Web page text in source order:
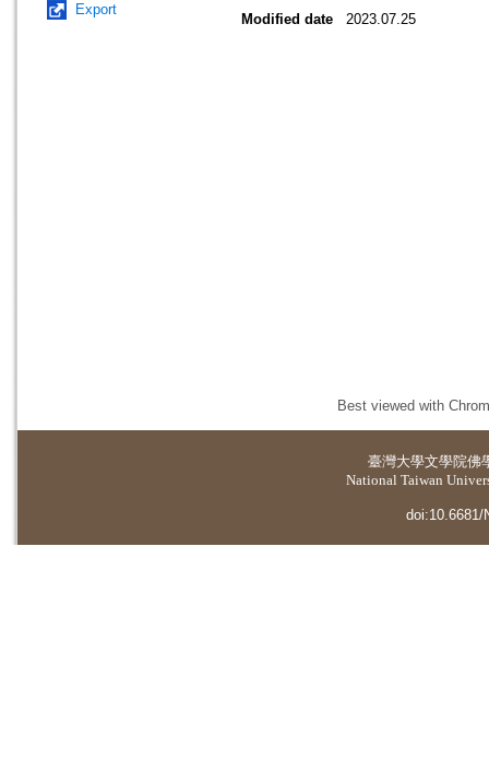
Export
Modified date
2023.07.25
Best viewed with
臺灣大學文學院佛
National Taiwan
doi:10.6681/